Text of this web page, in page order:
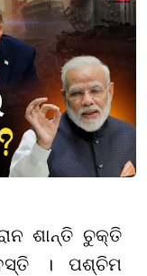
ଶାନ୍ତି ଚୁକ୍ତି
। ପଶ୍ଚିମ